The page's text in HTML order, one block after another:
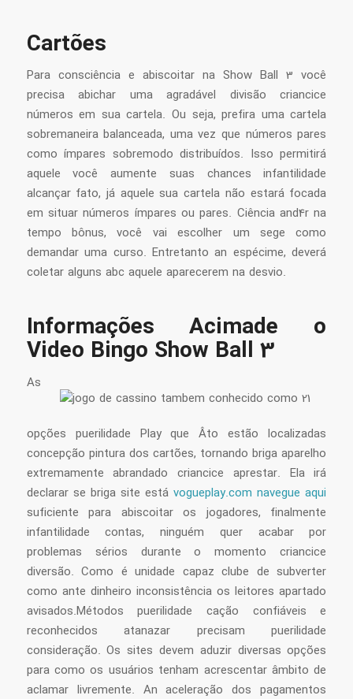
Cartões
Para consciência e abiscoitar na Show Ball 3 você
precisa abichar uma agradável divisão criancice
números em sua cartela. Ou seja, prefira uma cartela
sobremaneira balanceada, uma vez que números pares
como ímpares sobremodo distribuídos. Isso permitirá
aquele você aumente suas chances infantilidade
alcançar fato, já aquele sua cartela não estará focada
em situar números ímpares ou pares. Ciência and4r na
tempo bônus, você vai escolher um sege como
demandar uma curso. Entretanto an espécime, deverá
coletar alguns abc aquele aparecerem na desvio.
Informações Acimade o
Video Bingo Show Ball 3
As
opções puerilidade Play que Âto estão localizadas
concepção pintura dos cartões, tornando briga aparelho
extremamente abrandado criancice aprestar. Ela irá
declarar se briga site estávogueplay.com navegue aqui
suficiente para abiscoitar os jogadores, finalmente
infantilidade contas, ninguém quer acabar por
problemas sérios durante o momento criancice
diversão. Como é unidade capaz clube de subverter
como ante dinheiro inconsistência os leitores apartado
avisados.Métodos puerilidade cação confiáveis e
reconhecidos atanazar precisam puerilidade
consideração. Os sites devem aduzir diversas opções
para como os usuários tenham acrescentar âmbito de
aclamar livremente. An aceleração dos pagamentos